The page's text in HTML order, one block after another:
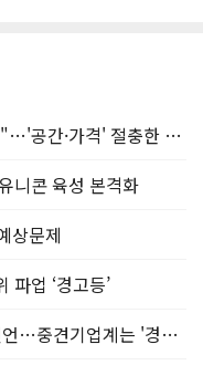
[시승기] "하이리무진 부럽지 않네"…'공간·가격' 절충한 카니발 하이루프
니콘 육성 본격화
상문제
파업 ‘경고등’
정부, 하반기 '노동과 진짜 성장' 선언…중견기업계는 '경영 불확실성' 우려